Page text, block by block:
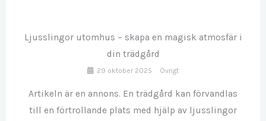
Ljusslingor utomhus – skapa en magisk atmosfär i
din trädgård
29 oktober 2025 Övrigt
Artikeln är en annons. En trädgård kan förvandlas
till en förtrollande plats med hjälp av ljusslingor